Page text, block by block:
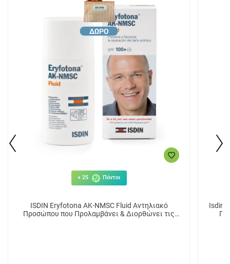
+ 25 Πόντοι
ISDIN Eryfotona AK-NMSC Fluid Αντηλιακό
Προσώπου που Προλαμβάνει & Διορθώνει τις
Isdin